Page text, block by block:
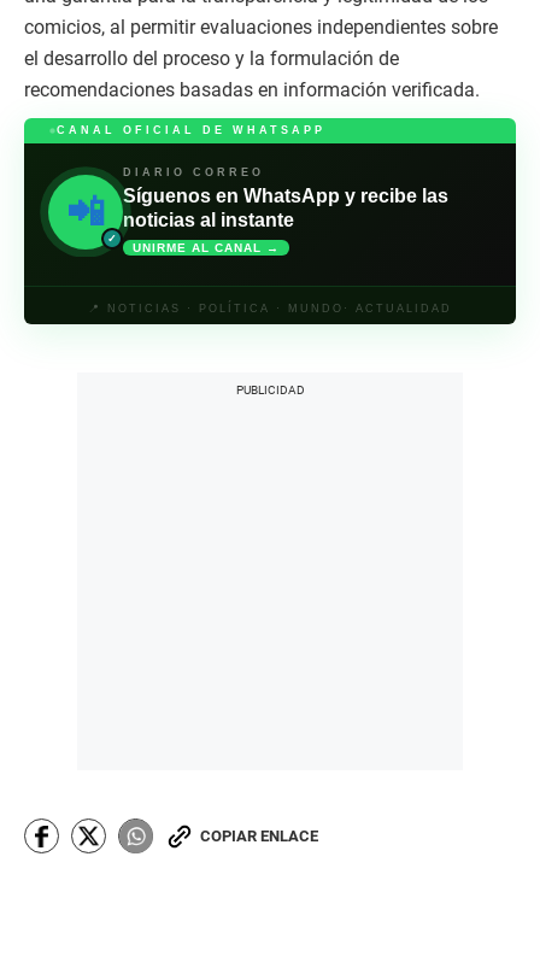
comicios, al permitir evaluaciones independientes sobre
el desarrollo del proceso y la formulación de
recomendaciones basadas en información verificada.
CANAL OFICIAL DE WHATSAPP
📲
✓
DIARIO CORREO
Síguenos en WhatsApp y recibe las
noticias al instante
UNIRME AL CANAL →
📍 NOTICIAS · POLÍTICA · MUNDO· ACTUALIDAD
COPIAR ENLACE